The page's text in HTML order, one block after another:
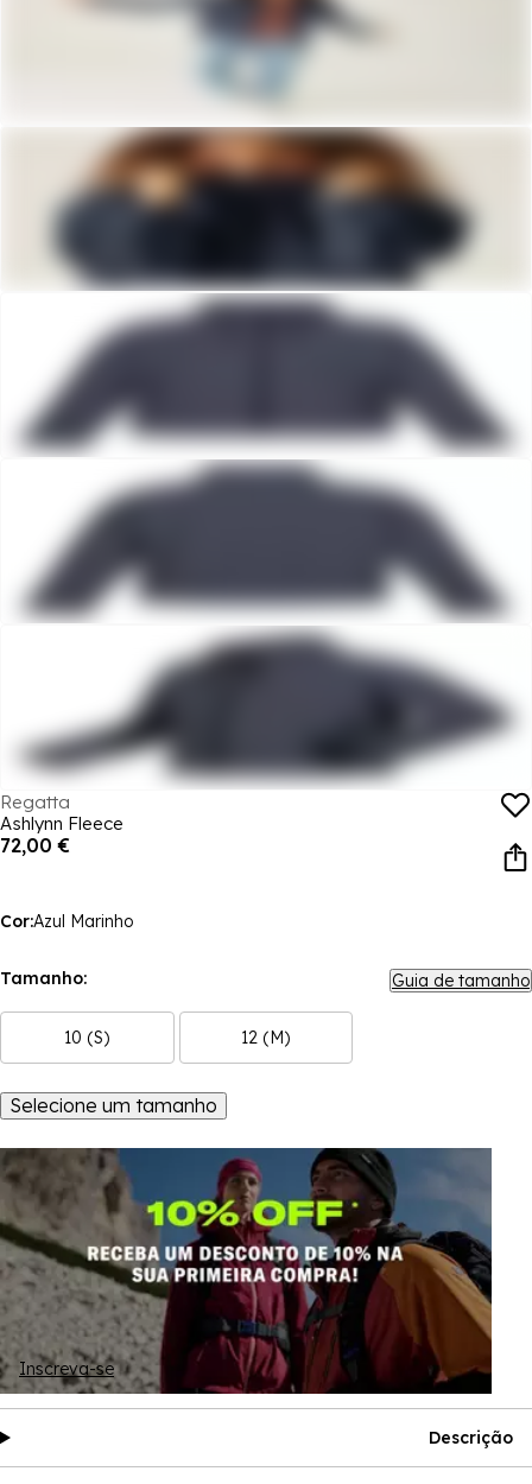
Regatta
Ashlynn Fleece
72,00 €
Cor:Azul Marinho
Tamanho: Guia de tamanho
10 (S) 12 (M)
Selecione um tamanho
Inscreva-se
Descrição